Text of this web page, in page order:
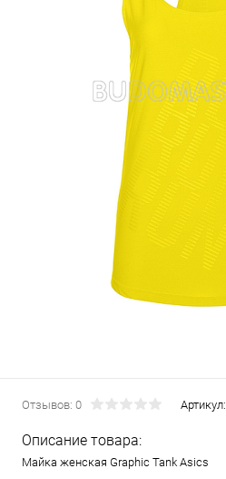
Отзывов: 0 Артикул:
Описание товара:
Майка женская Graphic Tank Asics